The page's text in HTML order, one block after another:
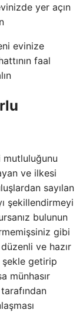
yer açın
evinize
faal
ve ilkesi
sayılan
şekillendirmeyi
bulunun
gibi
ve hazır
getirip
münhasır